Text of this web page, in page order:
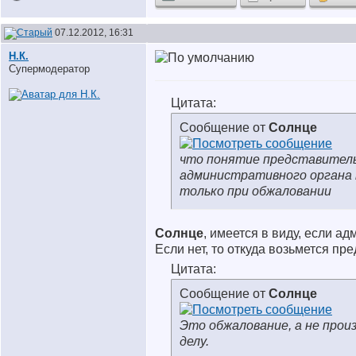
07.12.2012, 16:31
Н.К.
Супермодератор
Цитата:
Сообщение от Солнце
что понятие
административного
только при обжаловании
Солнце, имеется в виду, если
Если нет, то откуда возьмется
Цитата:
Сообщение от Солнце
Это обжалование, а не
делу.